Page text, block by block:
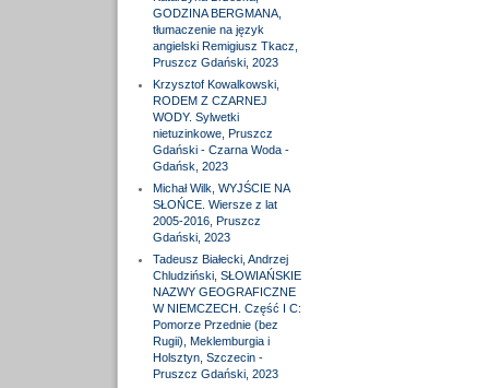
GODZINA BERGMANA,
tłumaczenie na język
angielski Remigiusz Tkacz,
Pruszcz Gdański, 2023
Krzysztof Kowalkowski,
RODEM Z CZARNEJ
WODY. Sylwetki
nietuzinkowe, Pruszcz
Gdański - Czarna Woda -
Gdańsk, 2023
Michał Wilk, WYJŚCIE NA
SŁOŃCE. Wiersze z lat
2005-2016, Pruszcz
Gdański, 2023
Tadeusz Białecki, Andrzej
Chludziński, SŁOWIAŃSKIE
NAZWY GEOGRAFICZNE
W NIEMCZECH. Część I C:
Pomorze Przednie (bez
Rugii), Meklemburgia i
Holsztyn, Szczecin -
Pruszcz Gdański, 2023